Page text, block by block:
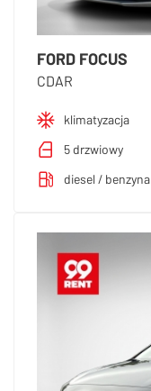
FORD FOCUS
CDAR
klimatyzacja
5 drzwiowy
diesel / benzyna